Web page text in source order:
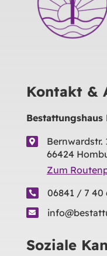
Kontakt &
Bestattungshaus

Bernwardstr.
66424
Zum
 06841 / 7 40

Soziale